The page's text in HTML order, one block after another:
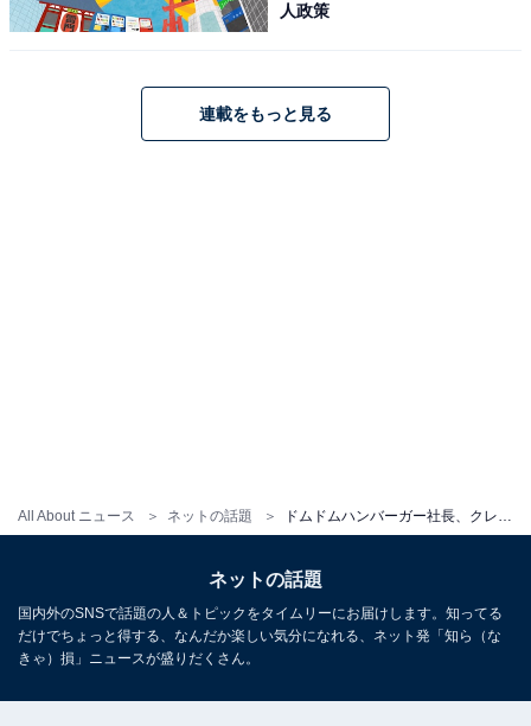
All About ニュース ネットの話題
人政策
連載をもっと見る
ネットの話題
国内外のSNSで話題の人＆トピックをタイムリーにお届けします。知ってる
だけでちょっと得する、なんだか楽しい気分になれる、ネット発「知ら（な
きゃ）損」ニュースが盛りだくさん。